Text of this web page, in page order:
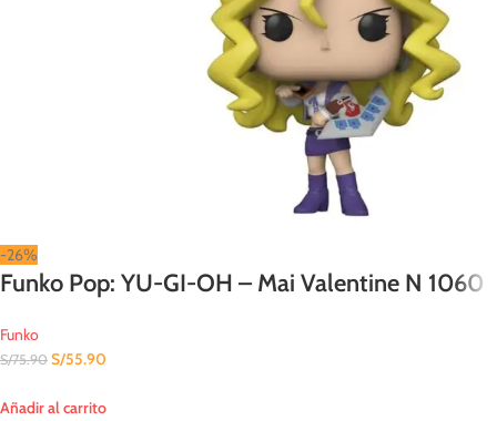
-26%
Funko Pop: YU-GI-OH – Mai Valentine N 1060
Funko
S/75.90 S/55.90
Añadir al carrito